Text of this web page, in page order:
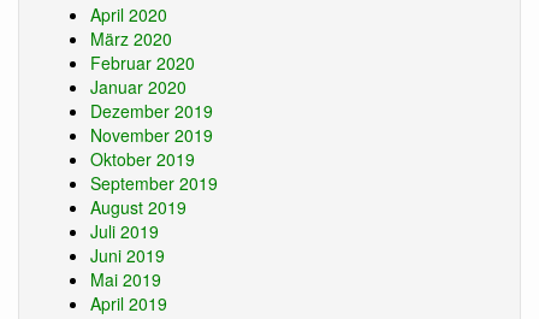
April 2020
März 2020
Februar 2020
Januar 2020
Dezember 2019
November 2019
Oktober 2019
September 2019
August 2019
Juli 2019
Juni 2019
Mai 2019
April 2019